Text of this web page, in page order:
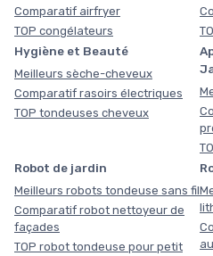
Comparatif airfryer
TOP congélateurs
Hygiène et Beauté
Meilleurs sèche-cheveux
Comparatif rasoirs électriques
TOP tondeuses cheveux
Robot de jardin
Meilleurs robots tondeuse sans fil
Comparatif robot nettoyeur de
façades
TOP robot tondeuse pour petit